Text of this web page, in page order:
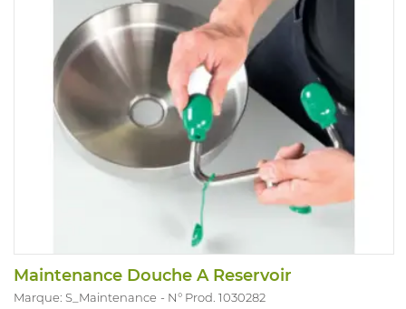
Maintenance Douche A Reservoir
Marque: S_Maintenance N° Prod. 1030282